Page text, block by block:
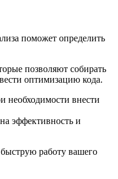
поможет определить
позволяют собирать
оптимизацию кода.
необходимости внести
эффективность и
работу вашего